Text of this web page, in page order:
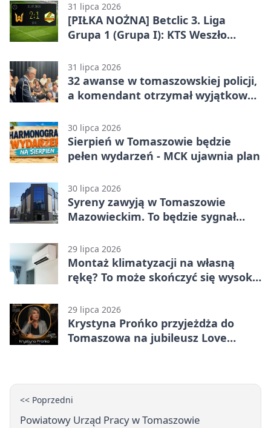
31 lipca 2026
[PIŁKA NOŻNA] Betclic 3. Liga
Grupa 1 (Grupa I): KTS Weszło
Mazowiecki 2:1
31 lipca 2026
32 awanse w tomaszowskiej policji,
a komendant otrzymał wyjątkowy
30 lipca 2026
Sierpień w Tomaszowie będzie
pełen wydarzeń - MCK ujawnia plan
30 lipca 2026
Syreny zawyją w Tomaszowie
Mazowieckim. To będzie sygnał
29 lipca 2026
Montaż klimatyzacji na własną
rękę? To może skończyć się wysoką
29 lipca 2026
Krystyna Prońko przyjeżdża do
Tomaszowa na jubileusz Love
<< Poprzedni
Powiatowy Urząd Pracy w Tomaszowie